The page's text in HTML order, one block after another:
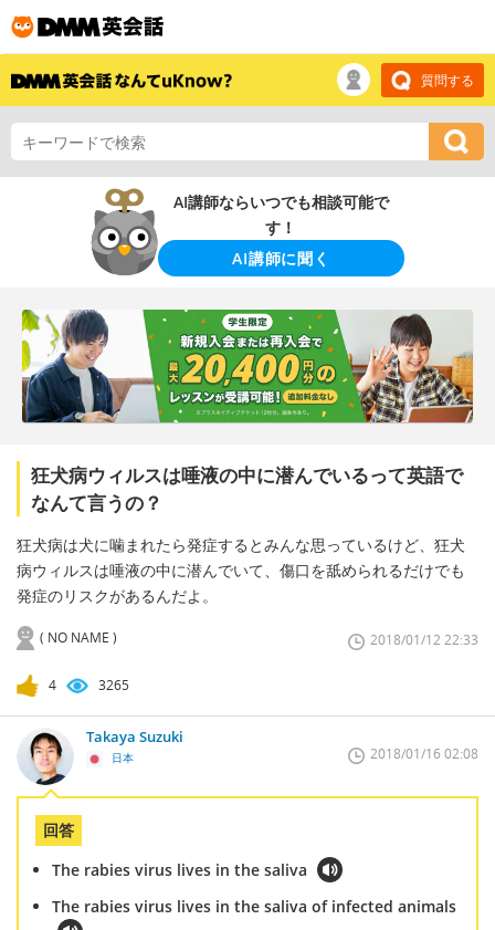
質問する
AI講師ならいつでも相談可能で
す！
AI講師に聞く
狂犬病ウィルスは唾液の中に潜んでいるって英語で
なんて言うの？
狂犬病は犬に噛まれたら発症するとみんな思っているけど、狂犬
病ウィルスは唾液の中に潜んでいて、傷口を舐められるだけでも
発症のリスクがあるんだよ。
( NO NAME ) 2018/01/12 22:33
4 3265
Takaya Suzuki
日本 2018/01/16 02:08
回答
The rabies virus lives in the saliva
The rabies virus lives in the saliva of infected animals